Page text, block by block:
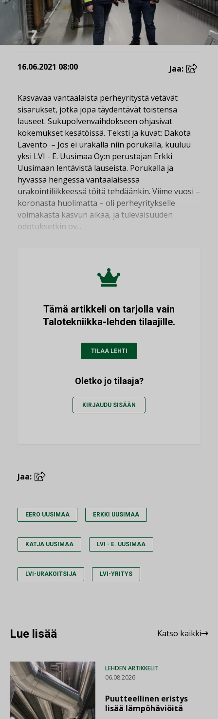
16.06.2021 08:00 Jaa:
Kasvavaa vantaalaista perheyritystä vetävät
sisarukset, jotka jopa täydentävät toistensa
lauseet. Sukupolvenvaihdokseen ohjasivat
kokemukset kesätöissä. Teksti ja kuvat: Dakota
Lavento – Jos ei urakalla niin porukalla, kuuluu
yksi LVI - E. Uusimaa Oy:n perustajan Erkki
Uusimaan lentävistä lauseista. Porukalla ja
hyvässä hengessä vantaalaisessa
urakointiliikkeessä töitä tehdäänkin. Viime vuosi –
koronasta huolimatta – oli perheyritykselle
voimakasta kasvun aikaa, ja tulevaisuuden
odotuksetkin ov...
Tämä artikkeli on tarjolla vain
Talotekniikka-lehden tilaajille.
TILAA LEHTI
Oletko jo tilaaja?
KIRJAUDU SISÄÄN
Jaa:
EERO UUSIMAA ERKKI UUSIMAA
KATJA UUSIMAA LVI - E. UUSIMAA
LVI-URAKOITSIJA LVI-YRITYS
Lue lisää Katso kaikki
LEHDEN ARTIKKELIT
06.08.2026
Puutteellinen eristys
lisää lämpöhäviöitä